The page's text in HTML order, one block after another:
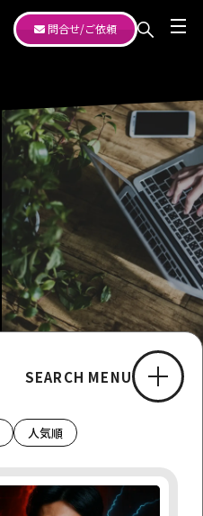
問合せ/ご依頼
SEARCH MENU
アフィリエイトニュース
お知らせ
人気順